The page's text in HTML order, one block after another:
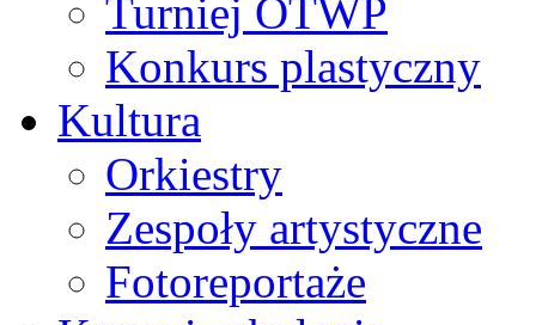
Turniej OTWP
Konkurs plastyczny
Kultura
Orkiestry
Zespoły artystyczne
Fotoreportaże